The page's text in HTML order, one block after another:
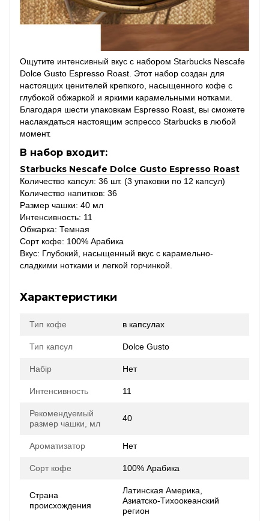
Ощутите интенсивный вкус с набором Starbucks Nescafe
Dolce Gusto Espresso Roast. Этот набор создан для
настоящих ценителей крепкого, насыщенного кофе с
глубокой обжаркой и яркими карамельными нотками.
Благодаря шести упаковкам Espresso Roast, вы сможете
наслаждаться настоящим эспрессо Starbucks в любой
момент.
В набор входит:
Starbucks Nescafe Dolce Gusto Espresso Roast
Количество капсул: 36 шт. (3 упаковки по 12 капсул)
Количество напитков: 36
Размер чашки: 40 мл
Интенсивность: 11
Обжарка: Темная
Сорт кофе: 100% Арабика
Вкус: Глубокий, насыщенный вкус с карамельно-
сладкими нотками и легкой горчинкой.
Характеристики
Тип кофе в капсулах
Тип капсул Dolce Gusto
Набір Нет
Интенсивность 11
Рекомендуемый
размер чашки, мл
40
Ароматизатор Нет
Сорт кофе 100% Арабика
Страна
происхождения
Латинская Америка,
Азиатско-Тихоокеанский
регион